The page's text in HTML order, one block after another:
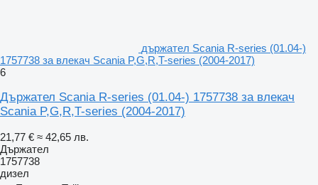
държател Scania R-series (01.04-)
1757738 за влекач Scania P,G,R,T-series (2004-2017)
6
Държател Scania R-series (01.04-) 1757738 за влекач
Scania P,G,R,T-series (2004-2017)
21,77 € ≈ 42,65 лв.
Държател
1757738
дизел